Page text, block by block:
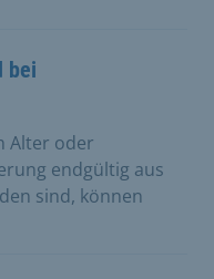
bei
Alter oder
endgültig aus
sind, können